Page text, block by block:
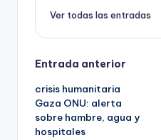
Ver todas las entradas
Navegación
de
entradas
Entrada anterior
crisis humanitaria
Gaza ONU: alerta
sobre hambre, agua y
hospitales